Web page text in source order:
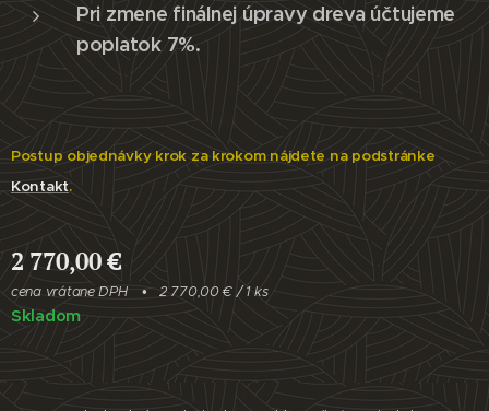
Pri zmene finálnej úpravy dreva účtujeme
poplatok 7%.
Postup objednávky krok za krokom nájdete na podstránke
Kontakt.
2 770,00€
cena vrátane DPH 2 770,00 € / 1 ks
Skladom